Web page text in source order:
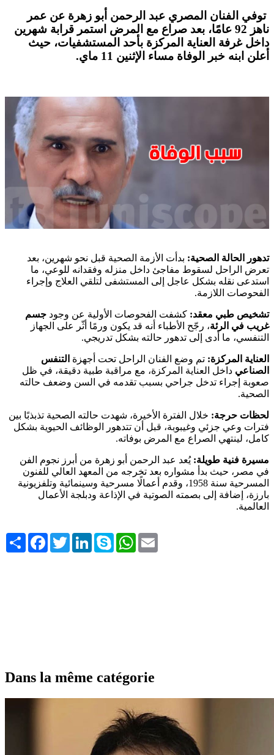
توفي الفنان المصري عبد الرحمن أبو زهرة عن عمر
ناهز 92 عامًا
، بعد صراع مع المرض استمر قرابة شهرين
داخل غرفة العناية المركزة بأحد المستشفيات، حيث
أعلن ابنه خبر الوفاة مساء الإثنين 11 ماي.
تدهور الحالة الصحية: بدأت الأزمة الصحية قبل نحو شهرين، بعد
تعرض الراحل لسقوط مفاجئ داخل منزله وفقدانه للوعي، ما
استدعى نقله بشكل عاجل إلى المستشفى لتلقي العلاج وإجراء
الفحوصات اللازمة.
تشخيص طبي معقد: كشفت الفحوصات الأولية عن وجود جسم
غريب في الرئة، رجّح الأطباء أنه قد يكون ورمًا أثّر على الجهاز
التنفسي، ما أدى إلى تدهور حالته بشكل تدريجي.
العناية المركزة: تم وضع الفنان الراحل تحت أجهزة التنفس
الصناعي داخل العناية المركزة، مع مراقبة طبية دقيقة، في ظل
صعوبة إجراء تدخل جراحي بسبب تقدمه في السن وضعف حالته
الصحية.
لحظات حرجة: خلال الفترة الأخيرة، شهدت حالته الصحية تذبذبًا بين
فترات وعي جزئي وغيبوبة، قبل أن تتدهور الوظائف الحيوية بشكل
كامل، لينتهي الصراع مع المرض بوفاته.
مسيرة فنية طويلة: يُعد عبد الرحمن أبو زهرة من أبرز نجوم الفن
في مصر، حيث بدأ مشواره بعد تخرجه من المعهد العالي للفنون
المسرحية سنة 1958، وقدم أعمالًا مسرحية وسينمائية وتلفزيونية
بارزة، إضافة إلى بصمته الصوتية في الإذاعة ودبلجة الأعمال
العالمية.
Share FacebookTwitterLinkedInSkype WhatsApp
Dans la même catégorie